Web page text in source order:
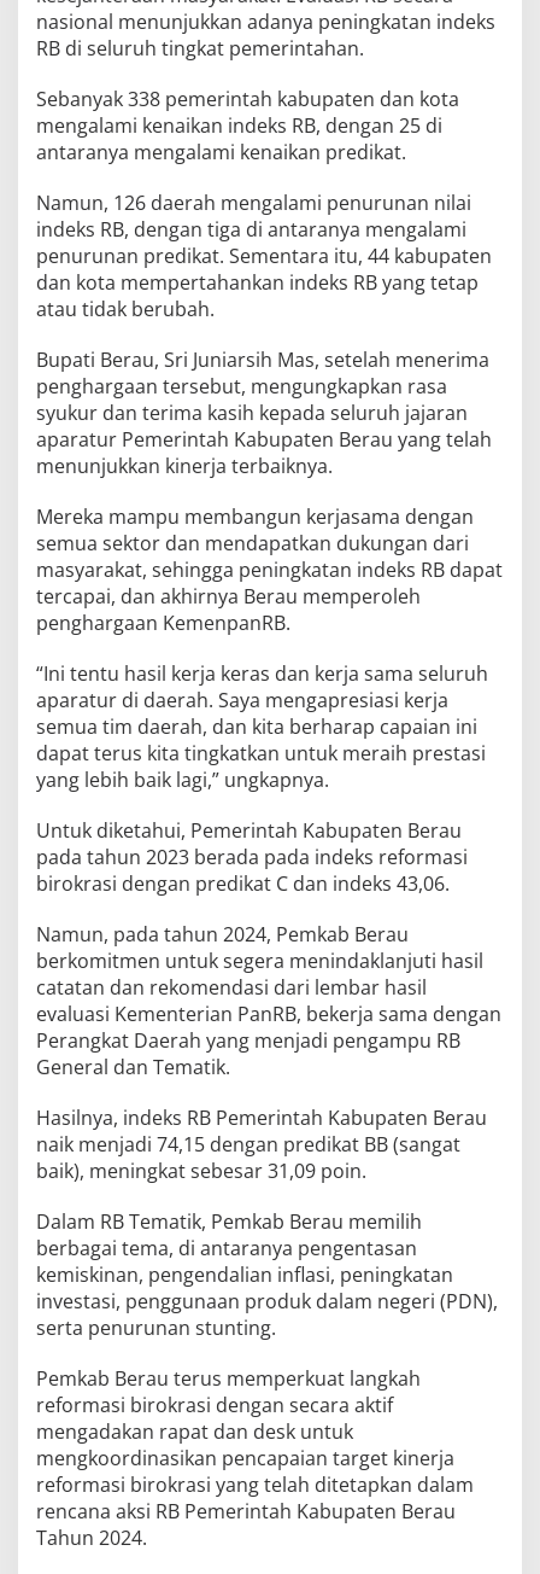
nasional menunjukkan adanya peningkatan indeks
RB di seluruh tingkat pemerintahan.
Sebanyak 338 pemerintah kabupaten dan kota
mengalami kenaikan indeks RB, dengan 25 di
antaranya mengalami kenaikan predikat.
Namun, 126 daerah mengalami penurunan nilai
indeks RB, dengan tiga di antaranya mengalami
penurunan predikat. Sementara itu, 44 kabupaten
dan kota mempertahankan indeks RB yang tetap
atau tidak berubah.
Bupati Berau, Sri Juniarsih Mas, setelah menerima
penghargaan tersebut, mengungkapkan rasa
syukur dan terima kasih kepada seluruh jajaran
aparatur Pemerintah Kabupaten Berau yang telah
menunjukkan kinerja terbaiknya.
Mereka mampu membangun kerjasama dengan
semua sektor dan mendapatkan dukungan dari
masyarakat, sehingga peningkatan indeks RB dapat
tercapai, dan akhirnya Berau memperoleh
penghargaan KemenpanRB.
“Ini tentu hasil kerja keras dan kerja sama seluruh
aparatur di daerah. Saya mengapresiasi kerja
semua tim daerah, dan kita berharap capaian ini
dapat terus kita tingkatkan untuk meraih prestasi
yang lebih baik lagi,” ungkapnya.
Untuk diketahui, Pemerintah Kabupaten Berau
pada tahun 2023 berada pada indeks reformasi
birokrasi dengan predikat C dan indeks 43,06.
Namun, pada tahun 2024, Pemkab Berau
berkomitmen untuk segera menindaklanjuti hasil
catatan dan rekomendasi dari lembar hasil
evaluasi Kementerian PanRB, bekerja sama dengan
Perangkat Daerah yang menjadi pengampu RB
General dan Tematik.
Hasilnya, indeks RB Pemerintah Kabupaten Berau
naik menjadi 74,15 dengan predikat BB (sangat
baik), meningkat sebesar 31,09 poin.
Dalam RB Tematik, Pemkab Berau memilih
berbagai tema, di antaranya pengentasan
kemiskinan, pengendalian inflasi, peningkatan
investasi, penggunaan produk dalam negeri (PDN),
serta penurunan stunting.
Pemkab Berau terus memperkuat langkah
reformasi birokrasi dengan secara aktif
mengadakan rapat dan desk untuk
mengkoordinasikan pencapaian target kinerja
reformasi birokrasi yang telah ditetapkan dalam
rencana aksi RB Pemerintah Kabupaten Berau
Tahun 2024.